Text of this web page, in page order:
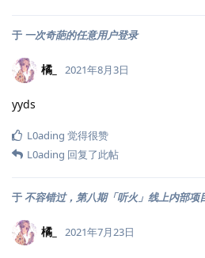
于 一次奇葩的任意用户登录
橘_ 2021年8月3日
yyds
L0ading 觉得很赞
L0ading 回复了此帖
于不容错过，第八期「听火」线上内部项
橘_ 2021年7月23日